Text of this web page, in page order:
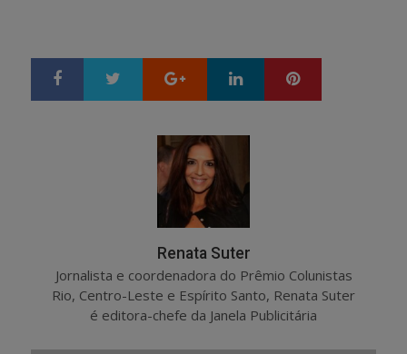
Google+ LinkedIn
Renata Suter
Jornalista e coordenadora do Prêmio Colunistas
Rio, Centro-Leste e Espírito Santo, Renata Suter
é editora-chefe da Janela Publicitária